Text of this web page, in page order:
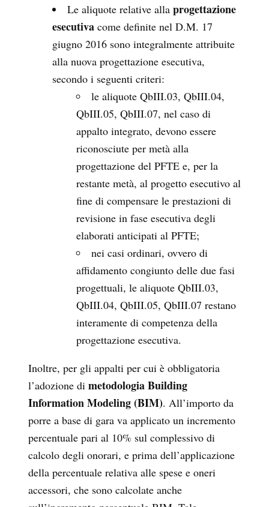
Le aliquote relative alla progettazione
esecutiva come definite nel D.M. 17
giugno 2016 sono integralmente attribuite
alla nuova progettazione esecutiva,
secondo i seguenti criteri:
le aliquote QbIII.03, QbIII.04,
QbIII.05, QbIII.07, nel caso di
appalto integrato, devono essere
riconosciute per metà alla
progettazione del PFTE e, per la
restante metà, al progetto esecutivo al
fine di compensare le prestazioni di
revisione in fase esecutiva degli
elaborati anticipati al PFTE;
nei casi ordinari, ovvero di
affidamento congiunto delle due fasi
progettuali, le aliquote QbIII.03,
QbIII.04, QbIII.05, QbIII.07 restano
interamente di competenza della
progettazione esecutiva.
Inoltre, per gli appalti per cui è obbligatoria
l’adozione di metodologia Building
Information Modeling (BIM). All’importo da
porre a base di gara va applicato un incremento
percentuale pari al 10% sul complessivo di
calcolo degli onorari, e prima dell’applicazione
della percentuale relativa alle spese e oneri
accessori, che sono calcolate anche